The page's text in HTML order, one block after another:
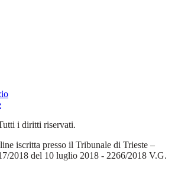
i diritti riservati.
iscritta presso il Tribunale di Trieste –
2018 del 10 luglio 2018 - 2266/2018 V.G.